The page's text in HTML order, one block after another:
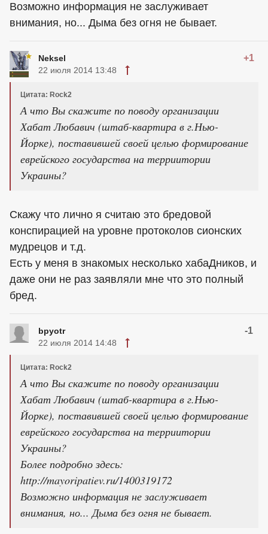
Возможно информация не заслуживает
внимания, но... Дыма без огня не бывает.
Neksel +1
22 июля 2014 13:48
Цитата: Rock2
А что Вы скажите по поводу организации
Хабат Любавич (штаб-квартира в г.Нью-
Йорке), поставившей своей целью формирование
еврейского государства на терриитории
Украины?
Скажу что лично я считаю это бредовой
конспирацией на уровне протоколов сионских
мудрецов и т.д.
Есть у меня в знакомых несколько хабаДников, и
даже они не раз заявляли мне что это полный
бред.
bpyotr -1
22 июля 2014 14:48
Цитата: Rock2
А что Вы скажите по поводу организации
Хабат Любавич (штаб-квартира в г.Нью-
Йорке), поставившей своей целью формирование
еврейского государства на терриитории
Украины?
Более подробно здесь:
http://mayoripatiev.ru/1400319172
Возможно информация не заслуживает
внимания, но... Дыма без огня не бывает.